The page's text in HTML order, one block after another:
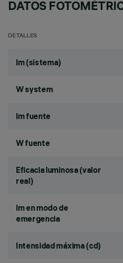
DATOS
DETALLES
lm (sistema)
W system
lm fuente
W fuente
Eficacia luminosa (valor
real)
lm en modo de
emergencia
Intensidad máxima (cd)